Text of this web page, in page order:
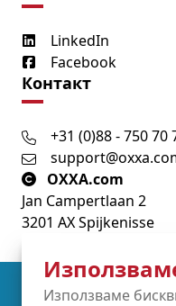
Използваме
LinkedIn
Facebook
Контакт
+31 (0)88 - 750 70
OXXA.com
Jan Campertlaan 2
3201 AX Spijkenisse
Partners